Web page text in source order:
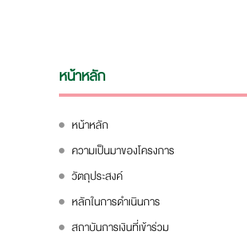
หน้าหลัก
หน้าหลัก
ความเป็นมาของโครงการ
วัตถุประสงค์
หลักในการดำเนินการ
สถาบันการเงินที่เข้าร่วม